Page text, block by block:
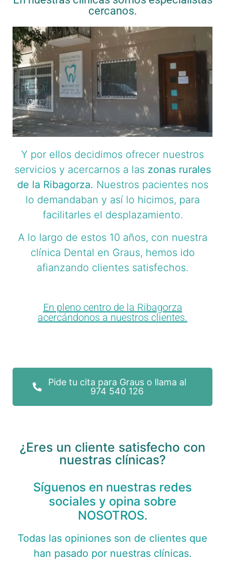
cercanos.
Y por ellos decidimos ofrecer nuestros
servicios y acercarnos a las zonas rurales
de la Ribagorza. Nuestros pacientes nos
lo demandaban y así lo hicimos, para
facilitarles el desplazamiento.
A lo largo de estos 10 años, con nuestra
clínica Dental en Graus, hemos ido
afianzando clientes satisfechos.
En pleno centro de la Ribagorza
acercándonos a nuestros clientes.
Pide tu cita para Graus o llama al
974 540 126
¿Eres un cliente satisfecho con
nuestras clínicas?
Síguenos en nuestras redes
sociales y opina sobre
NOSOTROS.
Todas las opiniones son de clientes que
han pasado por nuestras clínicas.